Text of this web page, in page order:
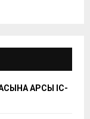
ҚАРСЫ ІС-